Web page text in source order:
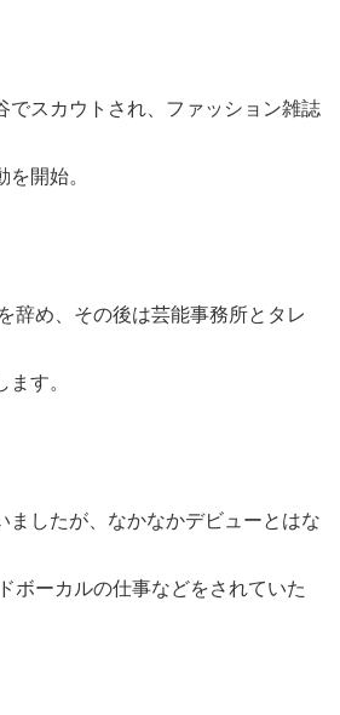
でスカウトされ、ファッション雑誌
開始。
辞め、その後は芸能事務所とタレ
す。
ましたが、なかなかデビューとはな
ボーカルの仕事などをされていた